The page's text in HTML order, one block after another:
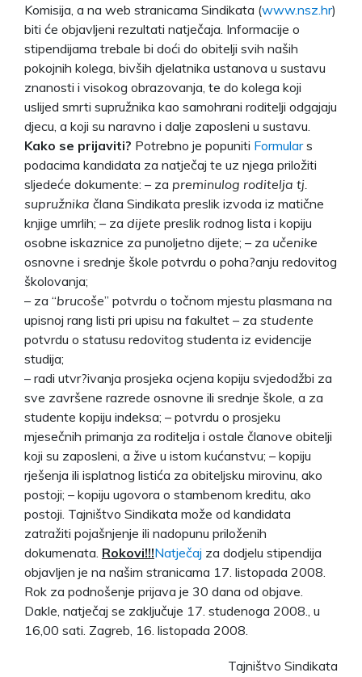
Komisija, a na web stranicama Sindikata (www.nsz.hr)
biti će objavljeni rezultati natječaja. Informacije o
stipendijama trebale bi doći do obitelji svih naših
pokojnih kolega, bivših djelatnika ustanova u sustavu
znanosti i visokog obrazovanja, te do kolega koji
uslijed smrti supružnika kao samohrani roditelji odgajaju
djecu, a koji su naravno i dalje zaposleni u sustavu.
Kako se prijaviti? Potrebno je popuniti Formulars
podacima kandidata za natječaj te uz njega priložiti
sljedeće dokumente: – za preminulog roditelja tj.
supružnika člana Sindikata preslik izvoda iz matične
knjige umrlih; – za dijete preslik rodnog lista i kopiju
osobne iskaznice za punoljetno dijete; – za učenike
osnovne i srednje škole potvrdu o poha?anju redovitog
školovanja;
– za “brucoše” potvrdu o točnom mjestu plasmana na
upisnoj rang listi pri upisu na fakultet – za studente
potvrdu o statusu redovitog studenta iz evidencije
studija;
– radi utvr?ivanja prosjeka ocjena kopiju svjedodžbi za
sve završene razrede osnovne ili srednje škole, a za
studente kopiju indeksa; – potvrdu o prosjeku
mjesečnih primanja za roditelja i ostale članove obitelji
koji su zaposleni, a žive u istom kućanstvu; – kopiju
rješenja ili isplatnog listića za obiteljsku mirovinu, ako
postoji; – kopiju ugovora o stambenom kreditu, ako
postoji. Tajništvo Sindikata može od kandidata
zatražiti pojašnjenje ili nadopunu priloženih
dokumenata. Rokovi!!!Natječaj za dodjelu stipendija
objavljen je na našim stranicama 17. listopada 2008.
Rok za podnošenje prijava je 30 dana od objave.
Dakle, natječaj se zaključuje 17. studenoga 2008., u
16,00 sati. Zagreb, 16. listopada 2008.
Tajništvo Sindikata